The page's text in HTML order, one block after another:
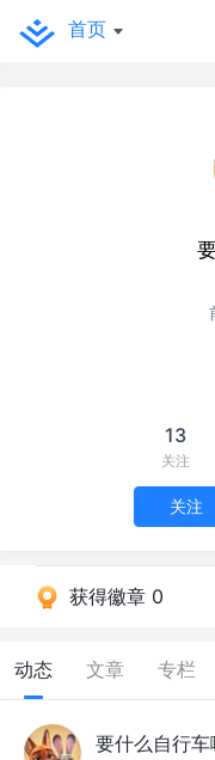
首页
13
关注
关注
获得徽章 0
动态 文章 专栏
要什么自行车